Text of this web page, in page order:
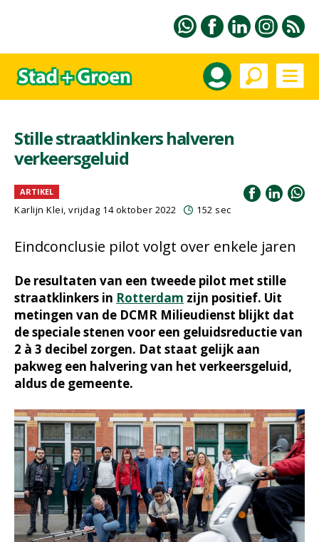
Stille straatklinkers halveren
verkeersgeluid
ARTIKEL
Karlijn Klei, vrijdag 14 oktober 2022 152 sec
Eindconclusie pilot volgt over enkele jaren
De resultaten van een tweede pilot met stille
straatklinkers in Rotterdam zijn positief. Uit
metingen van de DCMR Milieudienst blijkt dat
de speciale stenen voor een geluidsreductie van
2 à 3 decibel zorgen. Dat staat gelijk aan
pakweg een halvering van het verkeersgeluid,
aldus de gemeente.